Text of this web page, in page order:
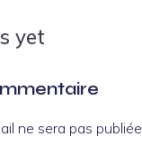
yet
ne sera pas publiée.